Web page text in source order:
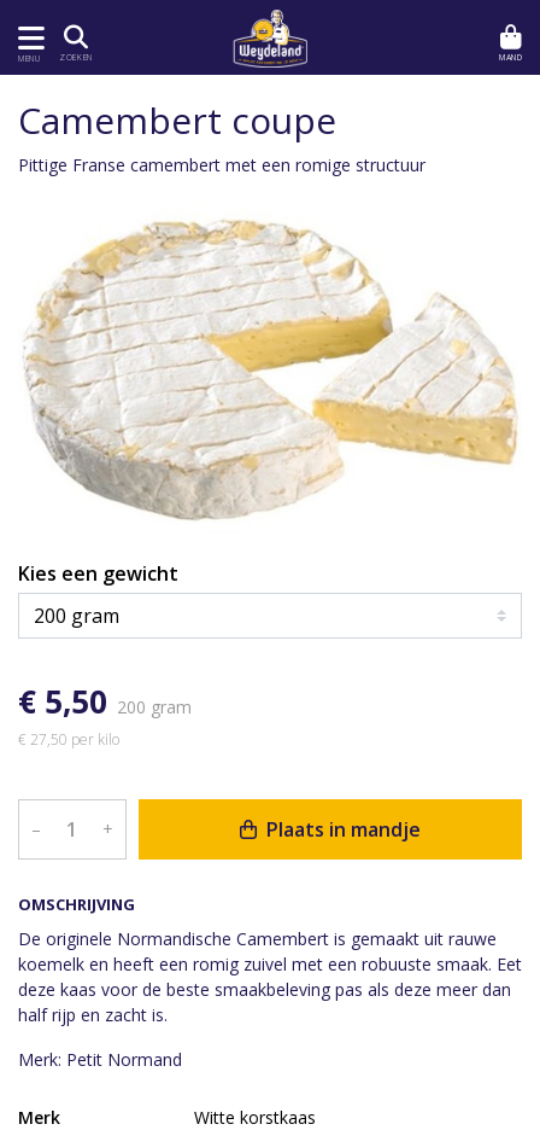
MENU ZOEKEN MAND
OMSCHRIJVING
De originele Normandische Camembert is gemaakt uit rauwe
koemelk en heeft een romig zuivel met een robuuste smaak. Eet
deze kaas voor de beste smaakbeleving pas als deze meer dan
half rijp en zacht is.
Merk: Petit Normand
Camembert coupe
Pittige Franse camembert met een romige structuur
Kies een gewicht
€ 5,50 200 gram
€ 27,50 per kilo
– + Plaats in mandje
Merk
Witte korstkaas